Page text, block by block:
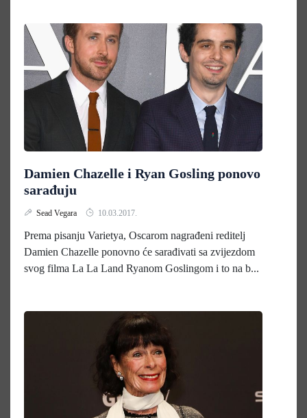
Damien Chazelle i Ryan Gosling ponovo
sarađuju
Sead Vegara 10.03.2017.
Prema pisanju Varietya, Oscarom nagrađeni reditelj
Damien Chazelle ponovno će sarađivati sa zvijezdom
svog filma La La Land Ryanom Goslingom i to na b...